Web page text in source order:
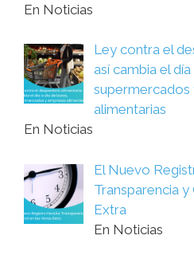
En Noticias
Ley contra el
así cambia el
supermercados
alimentarias
En Noticias
El Nuevo
Transparencia
Extra
En Noticias